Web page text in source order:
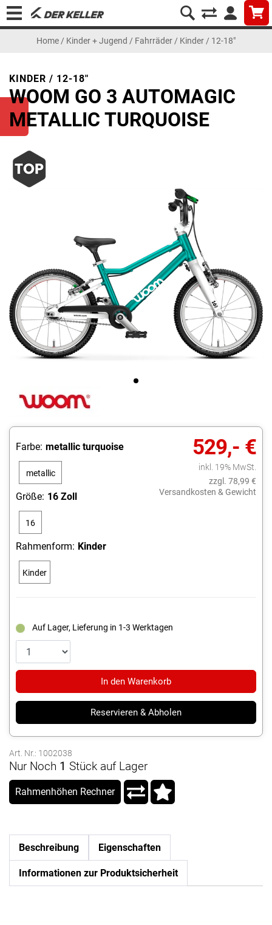
Home / Kinder + Jugend / Fahrräder / Kinder / 12-18"
KINDER / 12-18"
WOOM GO 3 AUTOMAGIC
METALLIC TURQUOISE
529,- €
inkl. 19% MwSt.
zzgl. 78,99 €
Versandkosten & Gewicht
Farbe: metallic turquoise
metallic
Größe: 16 Zoll
16
Rahmenform: Kinder
Kinder
Auf Lager, Lieferung in 1-3 Werktagen
In den Warenkorb
Reservieren & Abholen
Art. Nr.: 1002038
Nur Noch 1 Stück auf Lager
Rahmenhöhen Rechner
Beschreibung Eigenschaften
Informationen zur Produktsicherheit